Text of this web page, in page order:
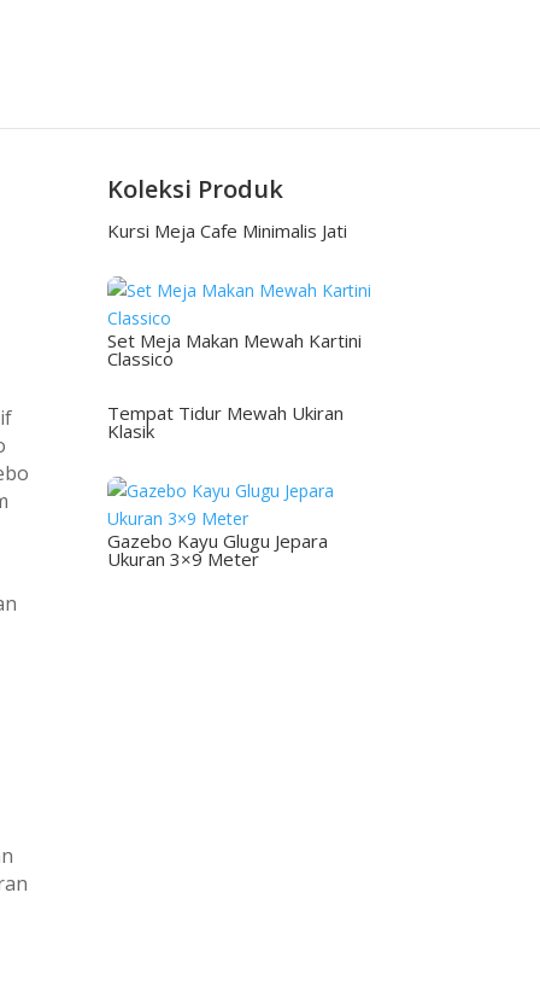
Koleksi Produk
Kursi Meja Cafe Minimalis Jati
Set Meja Makan Mewah Kartini
Classico
Tempat Tidur Mewah Ukiran
Klasik
Gazebo Kayu Glugu Jepara
Ukuran 3×9 Meter